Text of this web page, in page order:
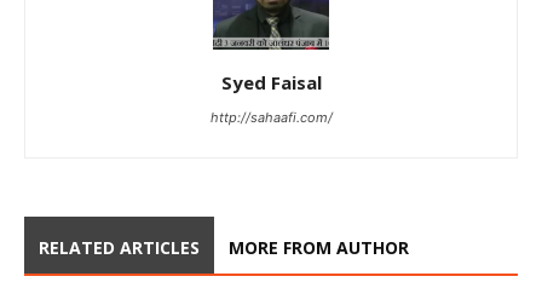
Syed Faisal
http://sahaafi.com/
RELATED ARTICLES MORE FROM AUTHOR